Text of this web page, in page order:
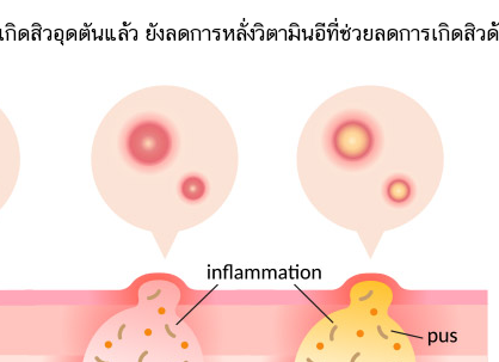
ดสิวอุดตันแล้ว ยังลดการหลั่งวิตามินอีที่ช่วยลดการเกิดสิว